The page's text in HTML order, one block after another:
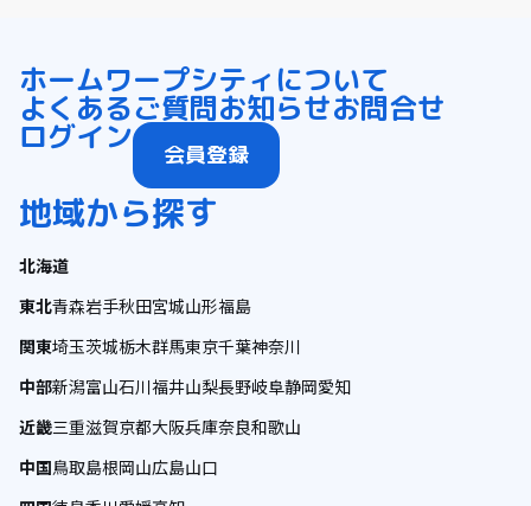
ホームワープシティについて
よくあるご質問お知らせお問合せ
ログイン 会員登録
地域から探す
北海道
東北青森岩手秋田宮城山形福島
関東埼玉茨城栃木群馬東京千葉神奈川
中部新潟富山石川福井山梨長野岐阜静岡愛知
近畿三重滋賀京都大阪兵庫奈良和歌山
中国鳥取島根岡山広島山口